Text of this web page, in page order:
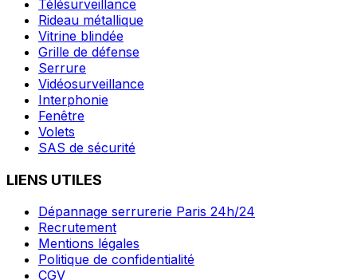
Télésurveillance
Rideau métallique
Vitrine blindée
Grille de défense
Serrure
Vidéosurveillance
Interphonie
Fenêtre
Volets
SAS de sécurité
LIENS UTILES
Dépannage serrurerie Paris 24h/24
Recrutement
Mentions légales
Politique de confidentialité
CGV